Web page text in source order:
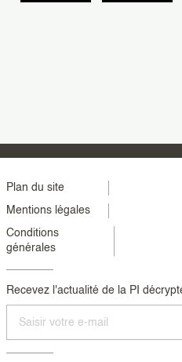
Menu
footer
colonne
2
Plan du site
Mentions légales
Conditions
générales
Recevez l'actualité de la PI